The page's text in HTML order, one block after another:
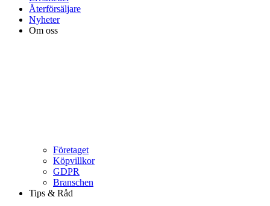
Återförsäljare
Nyheter
Om oss
Företaget
Köpvillkor
GDPR
Branschen
Tips & Råd